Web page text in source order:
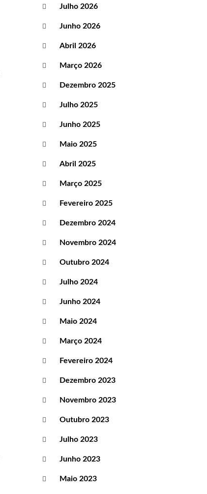
Julho 2026
Junho 2026
Abril 2026
Março 2026
Dezembro 2025
Julho 2025
Junho 2025
Maio 2025
Abril 2025
Março 2025
Fevereiro 2025
Dezembro 2024
Novembro 2024
Outubro 2024
Julho 2024
Junho 2024
Maio 2024
Março 2024
Fevereiro 2024
Dezembro 2023
Novembro 2023
Outubro 2023
Julho 2023
Junho 2023
Maio 2023